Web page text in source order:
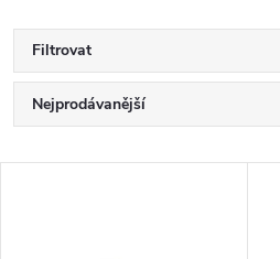
Filtrovat
Ř
a
Nejprodávanější